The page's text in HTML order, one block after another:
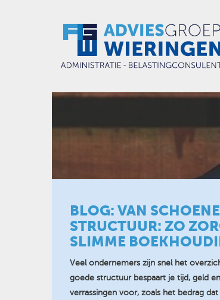
BLOG: VAN
STRUCTUUR: ZO
SLIMME
Veel ondernemers zijn snel het
goede structuur bespaart je tijd, geld
verrassingen voor, zoals het bedrag